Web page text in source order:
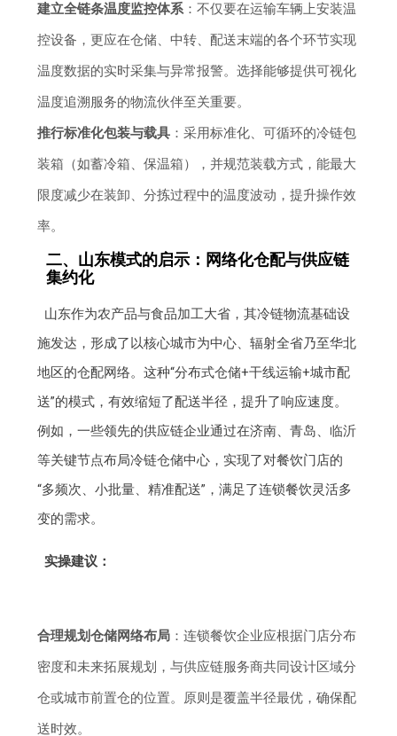
建立全链条温度监控体系：不仅要在运输车辆上安装温
控设备，更应在仓储、中转、配送末端的各个环节实现
温度数据的实时采集与异常报警。选择能够提供可视化
温度追溯服务的物流伙伴至关重要。
推行标准化包装与载具 ：采用标准化、可循环的冷链包
装箱（如蓄冷箱、保温箱），并规范装载方式，能最大
限度减少在装卸、分拣过程中的温度波动，提升操作效
率。
二、山东模式的启示：网络化仓配与供应链
集约化
山东作为农产品与食品加工大省，其冷链物流基础设
施发达，形成了以核心城市为中心、辐射全省乃至华北
地区的仓配网络。这种“分布式仓储+干线运输+城市配
送”的模式，有效缩短了配送半径，提升了响应速度。
例如，一些领先的供应链企业通过在济南、青岛、临沂
等关键节点布局冷链仓储中心，实现了对餐饮门店的
“多频次、小批量、精准配送”，满足了连锁餐饮灵活多
变的需求。
实操建议：
合理规划仓储网络布局 ：连锁餐饮企业应根据门店分布
密度和未来拓展规划，与供应链服务商共同设计区域分
仓或城市前置仓的位置。原则是覆盖半径最优，确保配
送时效。